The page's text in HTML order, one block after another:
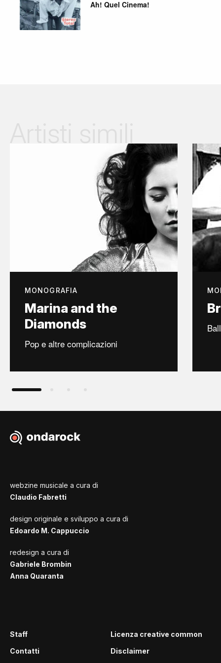
Ah! Quel Cinema!
MONOGRAFIA
Marina and the
Diamonds
Pop e altre complicazioni
webzine musicale a cura di
Claudio Fabretti
design originale e sviluppo a cura di
Edoardo M. Cappuccio
redesign a cura di
Gabriele Brombin
Anna Quaranta
Staff
Contatti
Licenza creative common
Disclaimer